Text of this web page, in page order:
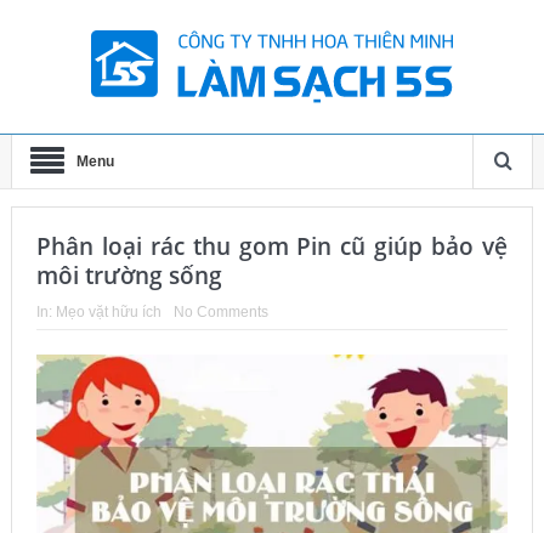
Menu
Phân loại rác thu gom Pin cũ giúp bảo vệ
môi trường sống
In: Mẹo vặt hữu ích No Comments